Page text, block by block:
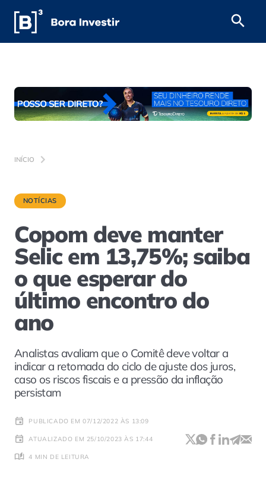
INÍCIO
NOTÍCIAS
Copom deve manter
Selic em 13,75%; saiba
o que esperar do
último encontro do
ano
Analistas avaliam que o Comitê deve voltar a
indicar a retomada do ciclo de ajuste dos juros,
caso os riscos fiscais e a pressão da inflação
persistam
PUBLICADO EM 07/12/2022 ÀS 13:09
ATUALIZADO EM 25/10/2023 ÀS 17:44
4 MIN DE LEITURA